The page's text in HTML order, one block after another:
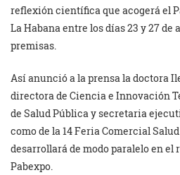
reflexión científica que acogerá el
La Habana entre los días 23 y 27 de
premisas.
Así anunció a la prensa la doctora
directora de Ciencia e Innovación
de Salud Pública y secretaria
como de la 14 Feria Comercial
desarrollará de modo paralelo en
Pabexpo.